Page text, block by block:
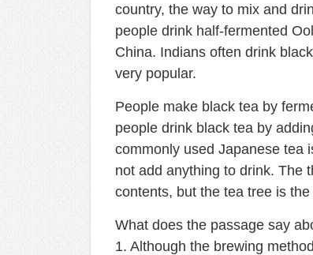
country, the way to mix and
people drink half-fermented
China. Indians often drink
very popular.
People make black tea by
people drink black tea by
commonly used Japanese tea
not add anything to drink. The
contents, but the tea tree is
What does the passage say
1. Although the brewing